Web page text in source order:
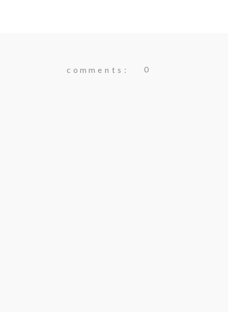
comments: 0